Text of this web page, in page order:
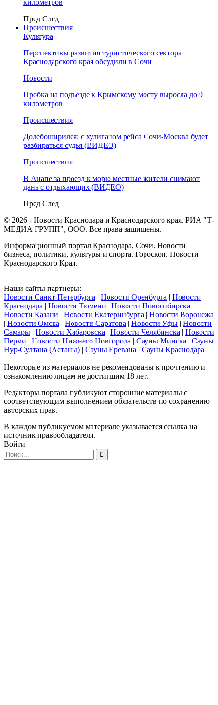
километров
Пред След
Происшествия
Культура
Перспективы развития туристического сектора
Краснодарского края обсудили в Сочи
Новости
Пробка на подъезде к Крымскому мосту выросла до 9
километров
Происшествия
Додебоширился: с хулиганом рейса Сочи-Москва будет
разбираться судья (ВИДЕО)
Происшествия
В Анапе за проезд к морю местные жители снимают
дань с отдыхающих (ВИДЕО)
Пред След
© 2026 - Новости Краснодара и Краснодарского края. РИА "Т-
МЕДИА ГРУПП", ООО. Все права защищены.
Информационный портал Краснодара, Сочи. Новости
бизнеса, политики, культуры и спорта. Гороскоп. Новости
Краснодарского Края.
Наши сайты партнеры:
Новости Санкт-Петербурга | Новости Оренбурга | Новости
Краснодара | Новости Тюмени | Новости Новосибирска |
Новости Казани | Новости Екатеринбурга | Новости Воронежа
| Новости Омска | Новости Саратова | Новости Уфы | Новости
Самары | Новости Хабаровска | Новости Челябинска | Новости
Перми | Новости Нижнего Новгорода | Сауны Минска | Сауны
Нур-Султана (Астаны) | Сауны Еревана | Сауны Краснодара
Некоторые из материалов не рекомендованы к прочтению и
ознакомлению лицам не достигшим 18 лет.
Редакторы портала публикуют сторонние материалы с
соответствующим выполнением обязательств по сохранению
авторских прав.
В каждом публикуемом материале указывается ссылка на
источник правообладателя.
Войти